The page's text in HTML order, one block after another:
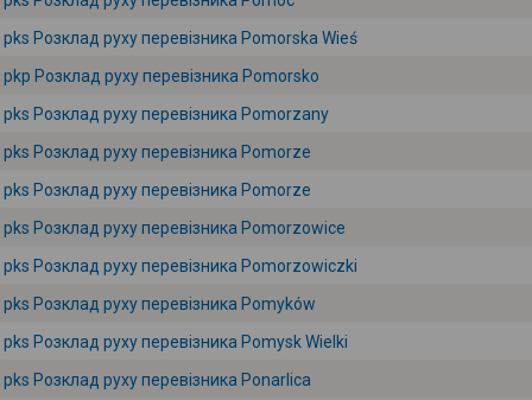
pks Розклад руху перевізника Pomorska Wieś
pkp Розклад руху перевізника Pomorsko
pks Розклад руху перевізника Pomorzany
pks Розклад руху перевізника Pomorze
pks Розклад руху перевізника Pomorze
pks Розклад руху перевізника Pomorzowice
pks Розклад руху перевізника Pomorzowiczki
pks Розклад руху перевізника Pomyków
pks Розклад руху перевізника Pomysk Wielki
pks Розклад руху перевізника Ponarlica